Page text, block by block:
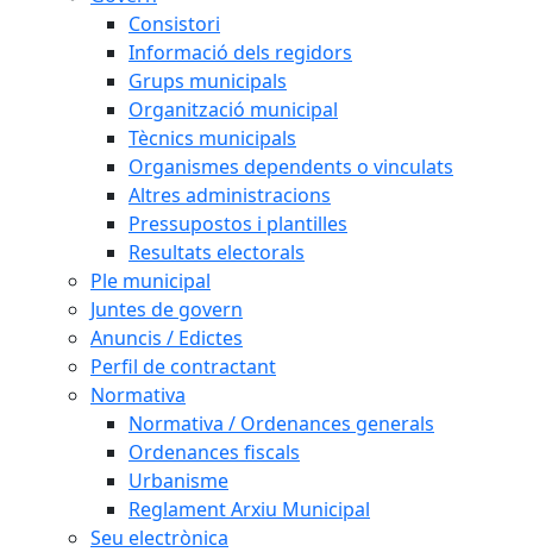
Consistori
Informació dels regidors
Grups municipals
Organització municipal
Tècnics municipals
Organismes dependents o vinculats
Altres administracions
Pressupostos i plantilles
Resultats electorals
Ple municipal
Juntes de govern
Anuncis / Edictes
Perfil de contractant
Normativa
Normativa / Ordenances generals
Ordenances fiscals
Urbanisme
Reglament Arxiu Municipal
Seu electrònica